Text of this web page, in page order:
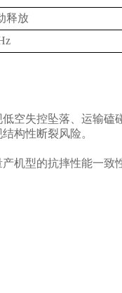
释放
空失控坠落、运输
构性断裂风险。
机型的抗摔性能一致